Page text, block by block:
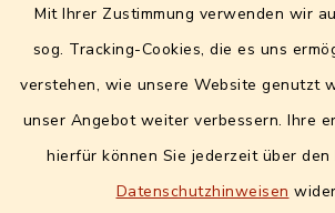
Mit Ihrer Zustimmung verwenden wir
sog. Tracking-Cookies, die es uns
verstehen, wie unsere Website genutzt
unser Angebot weiter verbessern. Ihre
hierfür können Sie jederzeit über den
Datenschutzhinweisen
Info- und Mitteilungsblatt
Quicklinks extern
Landratsamt Erlangen-Höchstadt